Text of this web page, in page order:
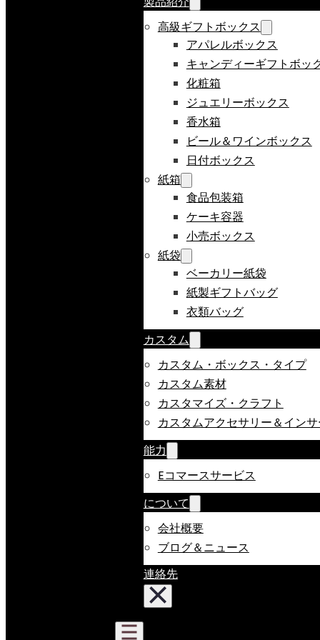
高級ギフトボックス
アパレルボックス
キャンディーギフトボッ
化粧箱
ジュエリーボックス
香水箱
ビール＆ワインボックス
日付ボックス
紙箱
食品包装箱
ケーキ容器
小売ボックス
紙袋
ベーカリー紙袋
紙製ギフトバッグ
衣類バッグ
カスタム
カスタム・ボックス・タイプ
カスタム素材
カスタマイズ・クラフト
カスタムアクセサリー＆イン
能力
Eコマースサービス
について
会社概要
ブログ＆ニュース
連絡先